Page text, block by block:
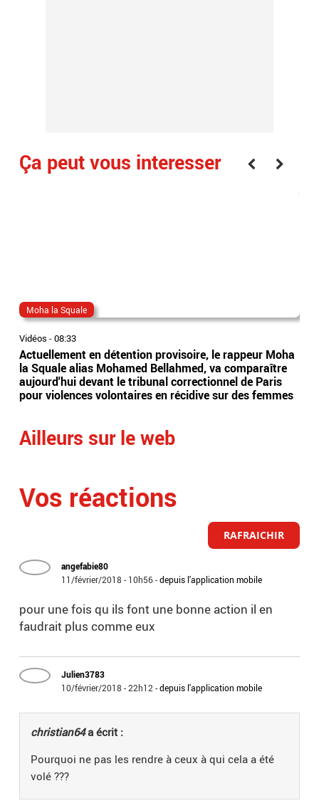
Ça peut vous interesser
Moha la Squale
Vidéos -08:33
Actuellement en détention provisoire, le rappeur Moha
la Squale alias Mohamed Bellahmed, va comparaître
aujourd'hui devant le tribunal correctionnel de Paris
pour violences volontaires en récidive sur des femmes
Ailleurs sur le web
Vos réactions
RAFRAICHIR
angefabie80
11/février/2018 - 10h56-depuis l'application mobile
pour une fois qu ils font une bonne action il en
faudrait plus comme eux
Julien3783
10/février/2018 - 22h12-depuis l'application mobile
christian64a écrit :
Pourquoi ne pas les rendre à ceux à qui cela a été
volé ???